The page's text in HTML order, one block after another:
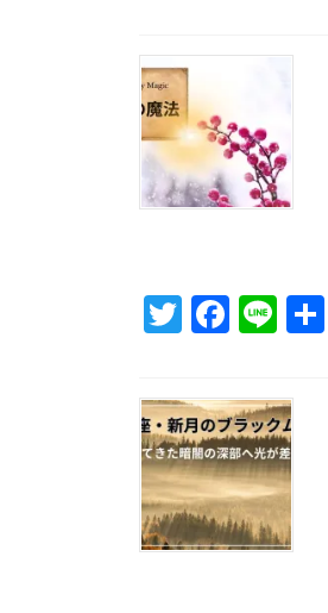
tt
er
c
b
o
o
e
T
tt
er
F
c
e
b
o
o
Li
e